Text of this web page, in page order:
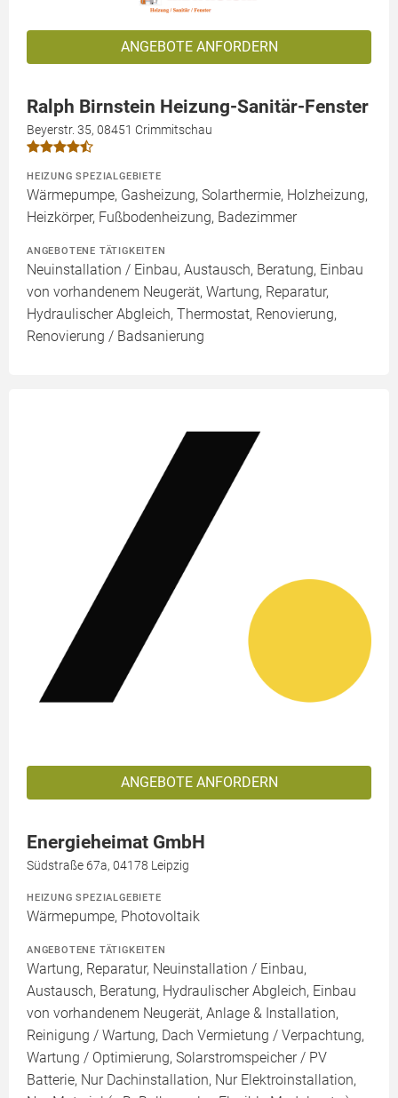
ANGEBOTE ANFORDERN
Ralph Birnstein Heizung-Sanitär-Fenster
Beyerstr. 35, 08451 Crimmitschau
HEIZUNG SPEZIALGEBIETE
Wärmepumpe, Gasheizung, Solarthermie, Holzheizung,
Heizkörper, Fußbodenheizung, Badezimmer
ANGEBOTENE TÄTIGKEITEN
Neuinstallation / Einbau, Austausch, Beratung, Einbau
von vorhandenem Neugerät, Wartung, Reparatur,
Hydraulischer Abgleich, Thermostat, Renovierung,
Renovierung / Badsanierung
ANGEBOTE ANFORDERN
Energieheimat GmbH
Südstraße 67a, 04178 Leipzig
HEIZUNG SPEZIALGEBIETE
Wärmepumpe, Photovoltaik
ANGEBOTENE TÄTIGKEITEN
Wartung, Reparatur, Neuinstallation / Einbau,
Austausch, Beratung, Hydraulischer Abgleich, Einbau
von vorhandenem Neugerät, Anlage & Installation,
Reinigung / Wartung, Dach Vermietung / Verpachtung,
Wartung / Optimierung, Solarstromspeicher / PV
Batterie, Nur Dachinstallation, Nur Elektroinstallation,